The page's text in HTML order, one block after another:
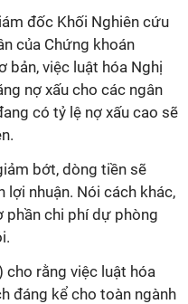
đốc Khối Nghiên cứu
của Chứng khoán
bản, việc luật hóa Nghị
nợ xấu cho các ngân
có tỷ lệ nợ xấu cao sẽ
bớt, dòng tiền sẽ
nhuận. Nói cách khác,
phần chi phí dự phòng
cho rằng việc luật hóa
đáng kể cho toàn ngành